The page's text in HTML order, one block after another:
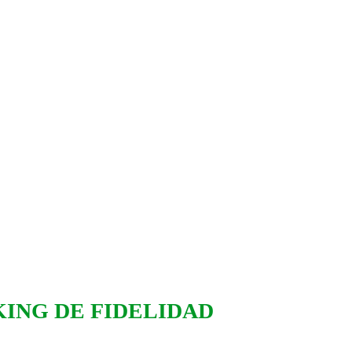
DE FIDELIDAD